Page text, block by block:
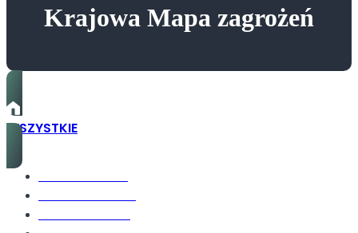
Krajowa Mapa zagrożeń
WSZYSTKIE